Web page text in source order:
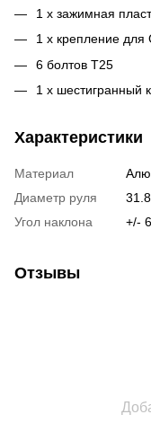
1 x зажимная
1 x крепление для
6 болтов T25
1 x шестигранный
Характеристики
Материал
Диаметр руля
Угол наклона
+/-
Отзывы